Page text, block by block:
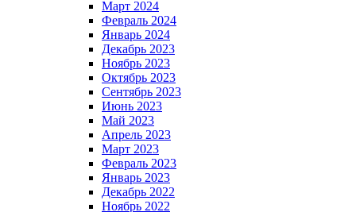
Март 2024
Февраль 2024
Январь 2024
Декабрь 2023
Ноябрь 2023
Октябрь 2023
Сентябрь 2023
Июнь 2023
Май 2023
Апрель 2023
Март 2023
Февраль 2023
Январь 2023
Декабрь 2022
Ноябрь 2022